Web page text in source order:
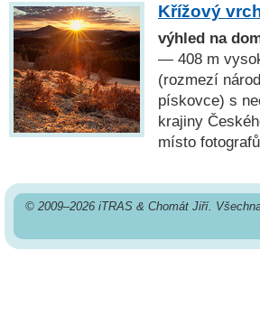
Křížový
výhled na
— 408 m
(rozmezí
pískovce) s
krajiny
místo
© 2009–2026 iTRAS & Chomát Jiří.